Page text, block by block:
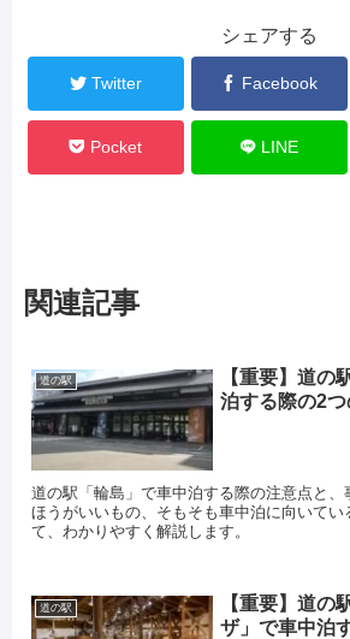
シェアする
Twitter Facebook
Pocket LINE
関連記事
道の駅
【重要】道の
泊する際の2つ
道の駅「輪島」で車中泊する際の注意点と、
ほうがいいもの、そもそも車中泊に向いて
て、わかりやすく解説します。
道の駅
【重要】道の
ザ」で車中泊